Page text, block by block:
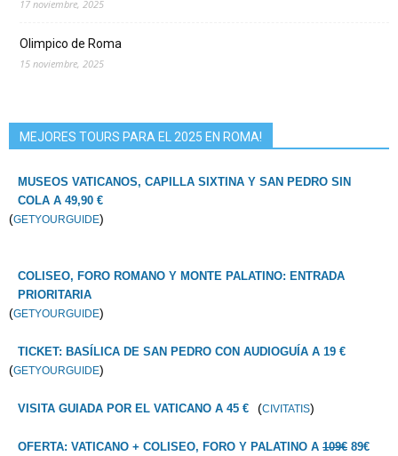
17 noviembre, 2025
Olimpico de Roma
15 noviembre, 2025
MEJORES TOURS PARA EL 2025 EN ROMA!
MUSEOS VATICANOS, CAPILLA SIXTINA Y SAN PEDRO SIN
COLA A 49,90 €
(GETYOURGUIDE)
COLISEO, FORO ROMANO Y MONTE PALATINO: ENTRADA
PRIORITARIA
(GETYOURGUIDE)
TICKET: BASÍLICA DE SAN PEDRO CON AUDIOGUÍA A 19 €
(GETYOURGUIDE)
VISITA GUIADA POR EL VATICANO A 45 € (CIVITATIS)
OFERTA: VATICANO + COLISEO, FORO Y PALATINO A 109€ 89€